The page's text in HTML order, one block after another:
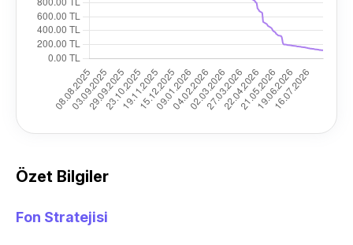
Özet Bilgiler
Fon Stratejisi